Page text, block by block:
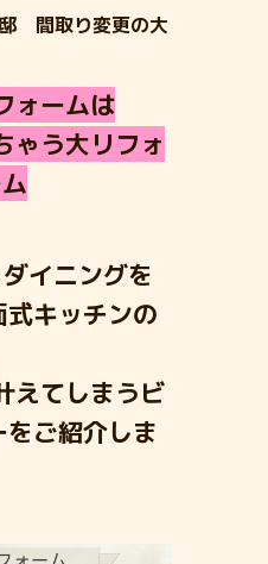
間取り変更の大
ォームは
ゃう大リフォ
イニングを
キッチンの
てしまうビ
ご紹介しま